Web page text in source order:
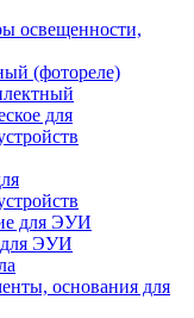
освещенности,
(фотореле)
для
для ЭУИ